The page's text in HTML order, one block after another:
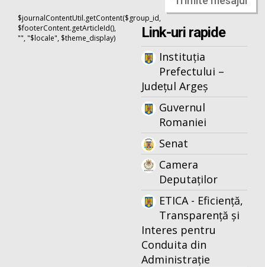
$journalContentUtil.getContent($group_id,
$footerContent.getArticleId(),
"", "$locale", $theme_display)
Link-uri rapide
Instituția
Prefectului –
Județul Argeș
Guvernul
Romaniei
Senat
Camera
Deputaților
ETICA - Eficiență,
Transparență și
Interes pentru
Conduita din
Administrație